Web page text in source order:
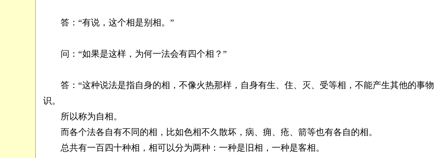
答：“有说，这个相是别相。”
问：“如果是这样，为何一法会有四个相？”
答：“这种说法是指自身的相，不像火热那样，自身有生、住、灭、受等相，不能产生其他的事物
识。
所以称为自相。
而各个法各自有不同的相，比如色相不久散坏，病、痈、疮、箭等也有各自的相。
总共有一百四十种相，相可以分为两种：一种是旧相，一种是客相。